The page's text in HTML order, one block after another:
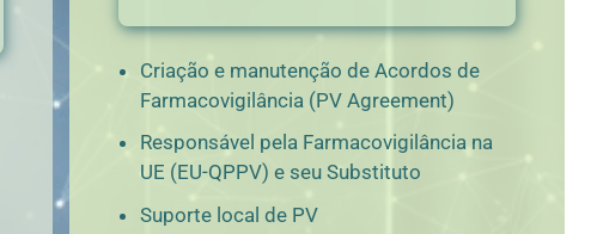
Criação e manutenção de Acordos de
Farmacovigilância (PV Agreement)
Responsável pela Farmacovigilância na
UE (EU-QPPV) e seu Substituto
Suporte local de PV